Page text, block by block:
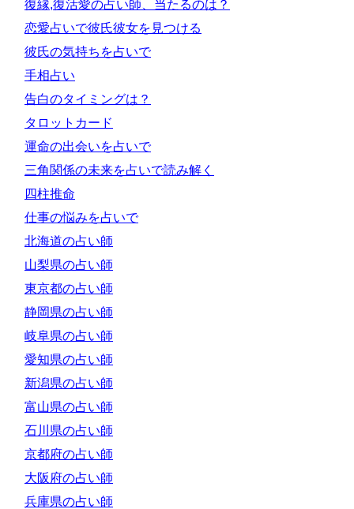
復縁,復活愛の占い師、当たるのは？
恋愛占いで彼氏彼女を見つける
彼氏の気持ちを占いで
手相占い
告白のタイミングは？
タロットカード
運命の出会いを占いで
三角関係の未来を占いで読み解く
四柱推命
仕事の悩みを占いで
北海道の占い師
山梨県の占い師
東京都の占い師
静岡県の占い師
岐阜県の占い師
愛知県の占い師
新潟県の占い師
富山県の占い師
石川県の占い師
京都府の占い師
大阪府の占い師
兵庫県の占い師